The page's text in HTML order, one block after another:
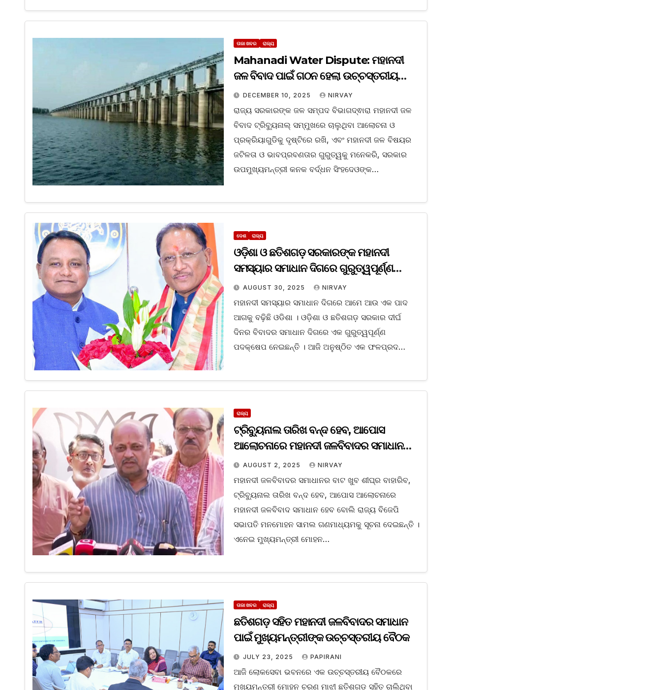
ତାଜା ଖବର ରାଜ୍ୟ
Mahanadi Water Dispute: ମହାନଦୀ
ଜଳ ବିବାଦ ପାଇଁ ଗଠନ ହେଲା ଉଚ୍ଚସ୍ତରୀୟ
କମିଟି
DECEMBER 10, 2025 NIRVAY
ରାଜ୍ୟ ସରକାରଙ୍କ ଜଳ ସମ୍ପଦ ବିଭାଗଦ୍ଵାରା ମହାନଦୀ ଜଳ
ବିବାଦ ଟ୍ରିବ୍ୟୁନାଲ୍‌ ସମ୍ମୁଖରେ ଚାଲୁଥିବା ଆଲୋଚନା ଓ
ପ୍ରକ୍ରିୟାଗୁଡିକୁ ଦୃଷ୍ଟିରେ ରଖି, ଏବଂ ମହାନଦୀ ଜଳ ବିଷୟର
ଜଟିଳତା ଓ ଭାବପ୍ରବଣତାର ଗୁରୁତ୍ୱକୁ ମନେକରି, ସରକାର
ଉପମୁଖ୍ୟମନ୍ତ୍ରୀ କନକ ବର୍ଦ୍ଧନ ସିଂହଦେଓଙ୍କ…
ଦେଶ ରାଜ୍ୟ
ଓଡ଼ିଶା ଓ ଛତିଶଗଡ଼ ସରକାରଙ୍କ ମହାନଦୀ
ସମସ୍ୟାର ସମାଧାନ ଦିଗରେ ଗୁରୁତ୍ୱପୂର୍ଣ୍ଣ
ପଦକ୍ଷେପ
AUGUST 30, 2025 NIRVAY
ମହାନଦୀ ସମସ୍ୟାର ସମାଧାନ ଦିଗରେ ଆମେ ଆଉ ଏକ ପାଦ
ଆଗକୁ ବଢ଼ିଛି ଓଡିଶା । ଓଡ଼ିଶା ଓ ଛତିଶଗଡ଼ ସରକାର ଦୀର୍ଘ
ଦିନର ବିବାଦର ସମାଧାନ ଦିଗରେ ଏକ ଗୁରୁତ୍ୱପୂର୍ଣ୍ଣ
ପଦକ୍ଷେପ ନେଇଛନ୍ତି । ଆଜି ଅନୁଷ୍ଠିତ ଏକ ଫଳପ୍ରଦ…
ରାଜ୍ୟ
ଟ୍ରିବ୍ୟୁନାଲ ତାରିଖ ବନ୍ଦ ହେବ, ଆପୋସ
ଆଲୋଚନାରେ ମହାନଦୀ ଜଳବିବାଦର ସମାଧାନ
ହେବ: ମନମୋହନ ସାମଲ
AUGUST 2, 2025 NIRVAY
ମହାନଦୀ ଜଳବିବାଦର ସମାଧାନର ବାଟ ଖୁବ ଶୀଘ୍ର ବାହାରିବ,
ଟ୍ରିବ୍ୟୁନାଲ ତାରିଖ ବନ୍ଦ ହେବ, ଆପୋସ ଆଲୋଚନାରେ
ମହାନଦୀ ଜଳବିବାଦ ସମାଧାନ ହେବ ବୋଲି ରାଜ୍ୟ ବିଜେପି
ସଭାପତି ମନମୋହନ ସାମଲ ଗଣମାଧ୍ୟମକୁ ସୂଚନା ଦେଇଛନ୍ତି ।
ଏନେଇ ମୁଖ୍ୟମନ୍ତ୍ରୀ ମୋହନ…
ତାଜା ଖବର ରାଜ୍ୟ
ଛତିଶଗଡ଼ ସହିତ ମହାନଦୀ ଜଳବିବାଦର ସମାଧାନ
ପାଇଁ ମୁଖ୍ୟମନ୍ତ୍ରୀଙ୍କ ଉଚ୍ଚସ୍ତରୀୟ ବୈଠକ
JULY 23, 2025 PAPIRANI
ଆଜି ଲୋକସେବା ଭବନରେ ଏକ ଉଚ୍ଚସ୍ତରୀୟ ବୈଠକରେ
ମୁଖ୍ୟମନ୍ତ୍ରୀ ମୋହନ ଚରଣ ମାଝୀ ଛତିଶଗଡ଼ ସହିତ ଚାଲିଥିବା